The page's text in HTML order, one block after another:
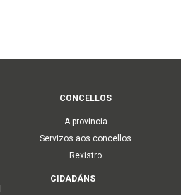
CONCELLOS
A provincia
Servizos aos concellos
Rexistro
CIDADÁNS